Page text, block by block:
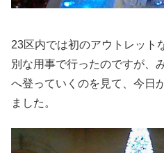
23区内では初のアウトレット
別な用事で行ったのですが、
へ登っていくのを見て、今日
ました。